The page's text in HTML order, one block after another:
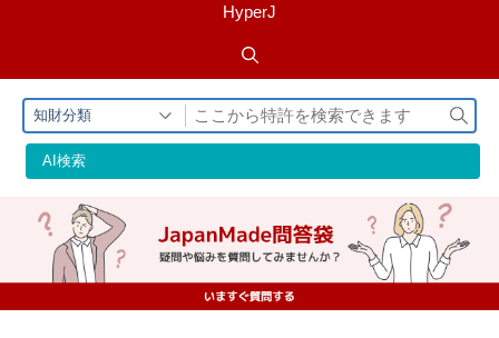
HyperJ
知財分類
検
索
AI検索